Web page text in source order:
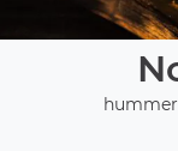
hummer